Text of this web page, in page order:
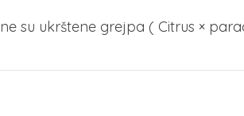
su ukrštene grejpa ( Citrus ×